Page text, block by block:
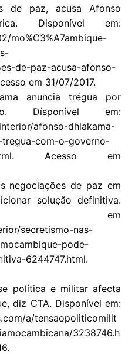
de paz, acusa Afonso
Disponível em:
mo%C3%A7ambique-
de-paz-acusa-afonso-
em 31/07/2017.
anuncia trégua por
Dísponível em:
afonso-dhlakama-
com-o-governo-
Acesso em
negociações de paz em
solução definitiva.
em
secretismo-nas-
pode-
6244747.html.
política e militar afecta
diz CTA. Disponível em:
a/tensaopoliticomilit
3238746.h